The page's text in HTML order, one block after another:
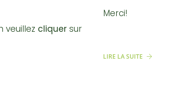
veuillez cliquer sur
Merci!
LIRE LA SUITE